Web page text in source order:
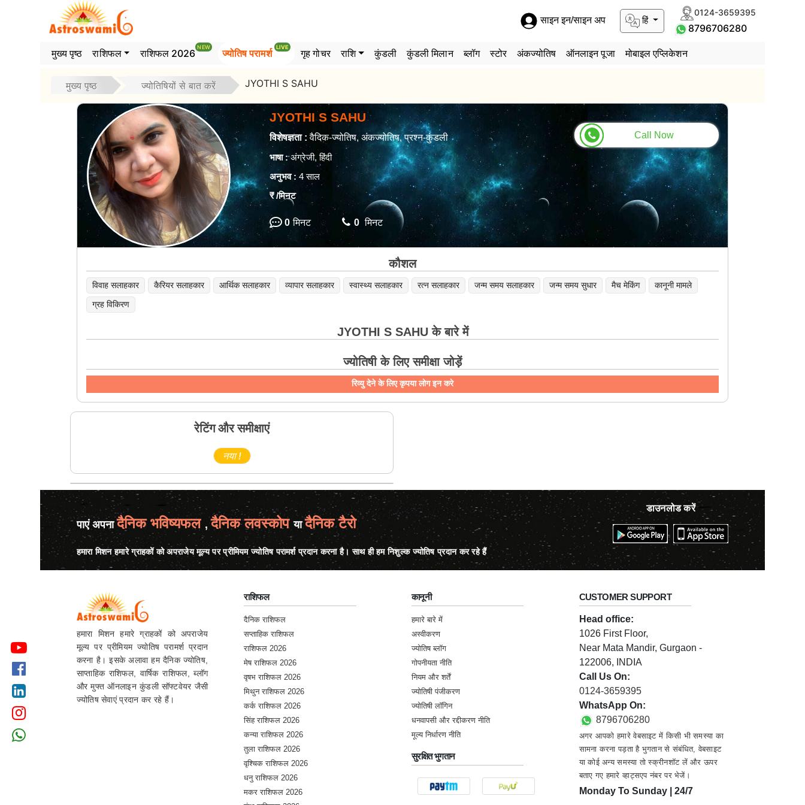
0124-3659395
8796706280
हिं
साइन इन/साइन अप
मुख्य पृष्ठ राशिफल राशिफल 2026
NEW
ज्योतिष परामर्श
LIVE
गृह गोचर राशि कुंडली कुंडली मिलान ब्लॉग स्टोर अंकज्योतिष ऑनलाइन पूजा मोबाइल एप्लिकेशन
मुख्य पृष्ठ ज्योतिषियों से बात करें JYOTHI S SAHU
JYOTHI S SAHU
विशेषज्ञता : वैदिक-ज्योतिष, अंकज्योतिष, प्रश्न-कुंडली
भाषा :अंग्रेजी, हिंदी
अनुभव :4 साल
₹/मिनट
0 मिनट 0 मिनट
Call Now
कौशल
विवाह सलाहकार कैरियर सलाहकार आर्थिक सलाहकार व्यापार सलाहकार स्वास्थ्य सलाहकार रत्न सलाहकार जन्म समय सलाहकार जन्म समय सुधार मैच मेकिंग
कानूनी मामले
ग्रह विकिरण
JYOTHI S SAHU के बारे में
ज्योतिषी के लिए समीक्षा जोड़ें
रिव्यु देने के लिए कृपया लोग इन करे
रेटिंग और समीक्षाएं
नया !
पाएं अपनादैनिक भविष्यफल ,दैनिक लवस्कोपयादैनिक टैरो
हमारा मिशन हमारे ग्राहकों को अपराजेय मूल्य पर प्रीमियम ज्योतिष परामर्श प्रदान करना है। साथ ही हम निशुल्क ज्योतिष प्रदान कर रहे हैं
डाउनलोड करें
हमारा मिशन हमारे ग्राहकों को अपराजेय
मूल्य पर प्रीमियम ज्योतिष परामर्श प्रदान
करना है। इसके अलावा हम दैनिक ज्योतिष,
साप्ताहिक राशिफल, वार्षिक राशिफल, ब्लॉग
और मुफ्त ऑनलाइन कुंडली सॉफ्टवेयर जैसी
ज्योतिष सेवाएं प्रदान कर रहे हैं।
राशिफल
दैनिक राशिफल
सप्ताहिक राशिफल
राशिफल 2026
मेष राशिफल 2026
वृषभ राशिफल 2026
मिथुन राशिफल 2026
कर्क राशिफल 2026
सिंह राशिफल 2026
कन्या राशिफल 2026
तुला राशिफल 2026
वृश्चिक राशिफल 2026
धनु राशिफल 2026
मकर राशिफल 2026
कानूनी
हमारे बारे में
अस्वीकरण
ज्योतिष ब्लॉग
गोपनीयता नीति
नियम और शर्तें
ज्योतिषी पंजीकरण
ज्योतिषी लॉगिन
धनवापसी और रद्दीकरण नीति
मूल्य निर्धारण नीति
सुरक्षित भुगतान
CUSTOMER SUPPORT
Head office:
1026 First Floor,
Near Mata Mandir, Gurgaon -
122006, INDIA
Call Us On:
0124-3659395
WhatsApp On:
8796706280
अगर आपको हमारे वेबसाइट में किसी भी समस्या का
सामना करना पड़ता है भुगतान से संबंधित, वेबसाइट
या कोई अन्य समस्या तो स्क्रीनशॉट लें और ऊपर
बताए गए हमारे व्हाट्सएप नंबर पर भेजें।
Monday To Sunday | 24/7